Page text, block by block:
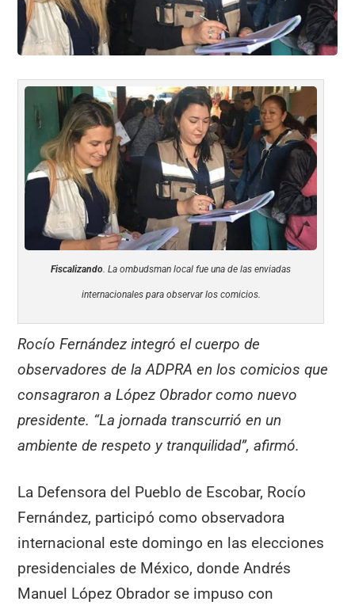
Fiscalizando. La ombudsman local fue una de las enviadas
internacionales para observar los comicios.
Rocío Fernández integró el cuerpo de
observadores de la ADPRA en los comicios que
consagraron a López Obrador como nuevo
presidente. “La jornada transcurrió en un
ambiente de respeto y tranquilidad”, afirmó.
La Defensora del Pueblo de Escobar, Rocío
Fernández, participó como observadora
internacional este domingo en las elecciones
presidenciales de México, donde Andrés
Manuel López Obrador se impuso con